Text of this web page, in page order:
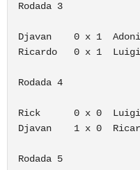
Rodada 3
Djavan    0 x 1
Ricardo   0 x 1  Luigi
Rodada 4
Rick      0 x 0  Luigi
Djavan    1 x 0
Rodada 5